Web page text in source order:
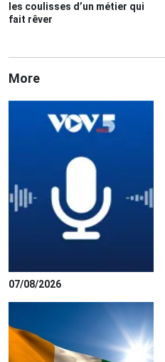
les coulisses d’un métier qui
fait rêver
More
07/08/2026